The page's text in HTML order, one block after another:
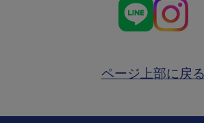
ページ上部に戻る